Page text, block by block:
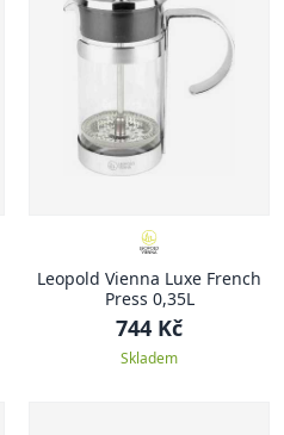
Leopold Vienna Luxe French
Press 0,35L
744 Kč
Skladem